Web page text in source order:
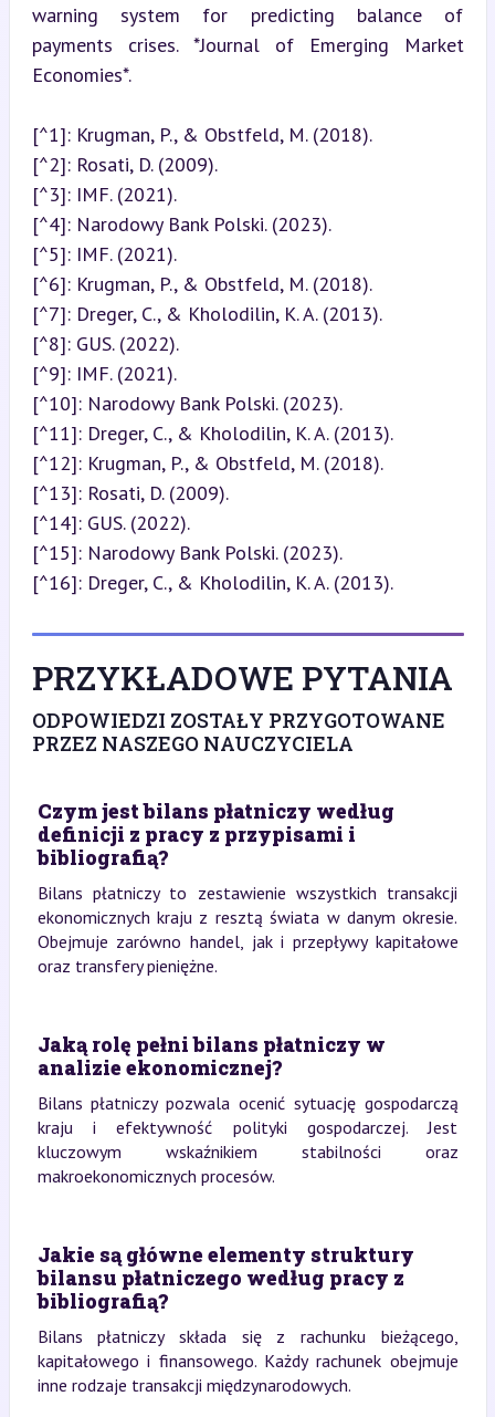
warning system for predicting balance of
payments crises. *Journal of Emerging Market
Economies*.
[^1]: Krugman, P., & Obstfeld, M. (2018).
[^2]: Rosati, D. (2009).
[^3]: IMF. (2021).
[^4]: Narodowy Bank Polski. (2023).
[^5]: IMF. (2021).
[^6]: Krugman, P., & Obstfeld, M. (2018).
[^7]: Dreger, C., & Kholodilin, K. A. (2013).
[^8]: GUS. (2022).
[^9]: IMF. (2021).
[^10]: Narodowy Bank Polski. (2023).
[^11]: Dreger, C., & Kholodilin, K. A. (2013).
[^12]: Krugman, P., & Obstfeld, M. (2018).
[^13]: Rosati, D. (2009).
[^14]: GUS. (2022).
[^15]: Narodowy Bank Polski. (2023).
[^16]: Dreger, C., & Kholodilin, K. A. (2013).
PRZYKŁADOWE PYTANIA
ODPOWIEDZI ZOSTAŁY PRZYGOTOWANE
PRZEZ NASZEGO NAUCZYCIELA
Czym jest bilans płatniczy według
definicji z pracy z przypisami i
bibliografią?
Bilans płatniczy to zestawienie wszystkich transakcji
ekonomicznych kraju z resztą świata w danym okresie.
Obejmuje zarówno handel, jak i przepływy kapitałowe
oraz transfery pieniężne.
Jaką rolę pełni bilans płatniczy w
analizie ekonomicznej?
Bilans płatniczy pozwala ocenić sytuację gospodarczą
kraju i efektywność polityki gospodarczej. Jest
kluczowym wskaźnikiem stabilności oraz
makroekonomicznych procesów.
Jakie są główne elementy struktury
bilansu płatniczego według pracy z
bibliografią?
Bilans płatniczy składa się z rachunku bieżącego,
kapitałowego i finansowego. Każdy rachunek obejmuje
inne rodzaje transakcji międzynarodowych.